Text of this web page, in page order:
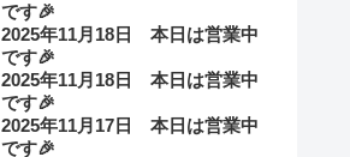
です🎉
2025年11月18日 本日は営業中
です🎉
2025年11月18日 本日は営業中
です🎉
2025年11月17日 本日は営業中
です🎉